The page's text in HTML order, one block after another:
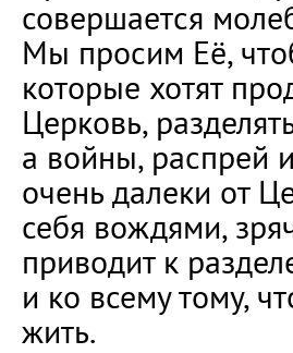
совершается
Мы просим Её,
которые хотят
Церковь,
а войны, распрей
очень далеки от
себя вождями,
приводит к
и ко всему тому,
жить.